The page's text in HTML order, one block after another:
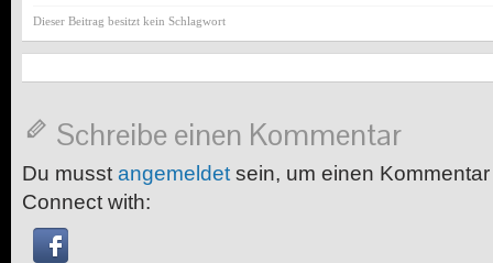
Dieser Beitrag besitzt kein Schlagwort
Schreibe einen Kommentar
Du musst angemeldet sein, um einen
Connect with: